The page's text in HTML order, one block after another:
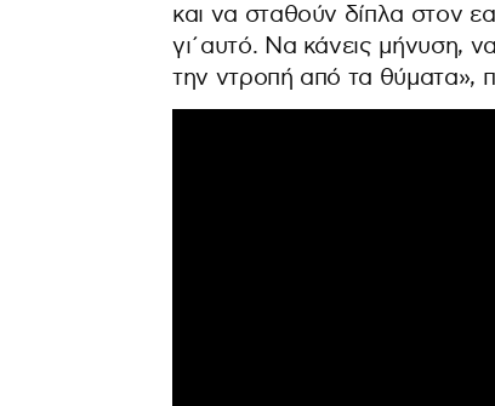
και να σταθούν δίπλα στον
γι΄αυτό. Να κάνεις μήνυση,
την ντροπή από τα θύματα»,